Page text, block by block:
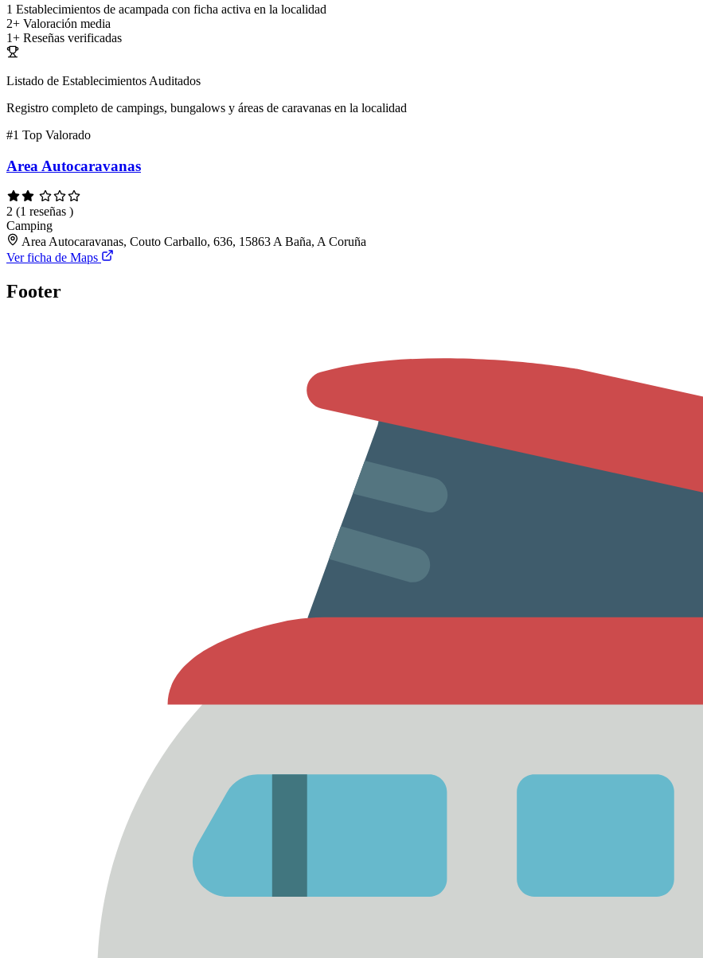
1 Establecimientos de acampada con ficha activa en la localidad
2+ Valoración media
1+ Reseñas verificadas
Listado de Establecimientos Auditados
Registro completo de campings, bungalows y áreas de caravanas en la localidad
#1 Top Valorado
Area Autocaravanas
2 (1 reseñas )
Camping
Area Autocaravanas, Couto Carballo, 636, 15863 A Baña, A Coruña
Ver ficha de Maps
Footer